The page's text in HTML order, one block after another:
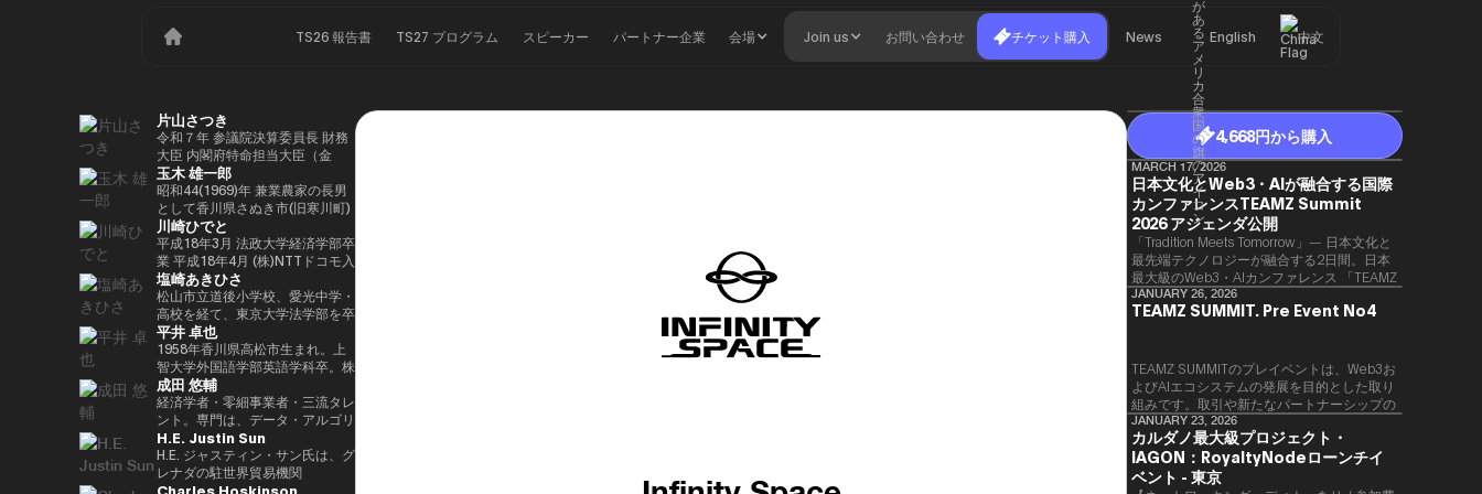
TS26 報告書 TS27 プログラム スピーカー パートナー企業 会場 Join us お問い合わせ チケット購入 News English 中文
片山さつき
令和７年 参議院決算委員長 財務
大臣 内閣府特命担当大臣（金
融） 租税特別措置・補助金見直
し担当 （高市内閣）
玉木 雄一郎
昭和44(1969)年 兼業農家の長男
として香川県さぬき市(旧寒川町)
に生まれる 昭和63(1988)年 高松
高校卒業 平成5(1993)年 東京大
学法学部卒業、同年大蔵省入省
※1 平成9(1997)年 米国ハーバー
ド大学大学院(ケネディースクー
ル)修了 平成17(2005)年 財務省を
退職し、第44回衆院選に立候
補。70,177票を得るも惜敗 平成
21(2009)年 4年間の浪人生活を経
て、第45回衆院選で109,863票を
得て初当選 平成24(2012)年 第46
回衆院選で79,153票を得て2期目
当選 平成26(2014)年 第47回衆院
選で78,797票を得て3期目当選 平
成28(2016)年 民進党代表選に出
馬。党幹事長代理を拝命 平成
川崎ひでと
平成18年3月 法政大学経済学部卒
業 平成18年4月 (株)NTTドコモ入
社 平成29年8月 衆議院議員川崎
二郎秘書 令和3年10月 第49回衆
議院議員総選挙において初当選
令和6年10月 第50回衆議院議員
総選挙において2期目の当選 令和
6年11月 総務大臣政務官（第二次
石破内閣） 令和7年10月 デジタ
ル大臣政務官、内閣府大臣政務官
（第1次高市内閣） 令和8年2月
デジタル大臣政務官、内閣府大臣
政務官（第2次高市内閣）
塩崎あきひさ
松山市立道後小学校、愛光中学・
高校を経て、東京大学法学部を卒
業後、長島・大野・常松法律事務
所のパートナー弁護士。 2021
年、衆議院総選挙（愛媛1区）に
て初当選。元厚労大臣政務官。党
内では、副幹事長を経験した後、
国会対策副委員長に就任。インテ
リジェンス戦略本部、科学技術イ
ノベーション戦略本部、AI・
Web3小委員会の各事務局長。
平井 卓也
1958年香川県高松市生まれ。上
智大学外国語学部英語学科卒。株
式会社電通、西日本放送代表取締
役社長等を経て、2000年、第42
回衆議院選挙で初当選。以来、連
続10回当選。自民党経産・総務
部会長、政務調査会副会長、内閣
府（IT担当）大臣政務官、国土交
通副大臣、内閣常任委員長等を歴
成田 悠輔
経済学者・零細事業者・三流タレ
ント。専門は、データ・アルゴリ
ズム・ポエム・思想を組み合わせ
たビジネスと公共政策の想像とデ
ザイン。多分野の学術誌・学会に
研究を発表、多くの企業や自治体
H.E. Justin Sun
H.E. ジャスティン・サン氏は、グ
レナダの駐世界貿易機関
（WTO）大使および元常駐代表
Charles Hoskinson
4,668円から購入
MARCH 17, 2026
日本文化とWeb3・AIが融合する国際
カンファレンスTEAMZ Summit
2026 アジェンダ公開
「Tradition Meets Tomorrow」— 日本文化と
最先端テクノロジーが融合する2日間。日本
最大級のWeb3・AIカンファレンス 「TEAMZ
Summit 2026」 が、2026年4月7日・8日に
東京・八芳園にて開催されます。今年のテー
る、特別な2日間となります。このたび、公
式アジェンダが公開されました。（※登壇者
のスケジュール等の都合により、開催までに
内容が変更となる可能性があります。）
JANUARY 26, 2026
TEAMZ SUMMIT. Pre Event No4
TEAMZ SUMMITのプレイベントは、Web3お
よびAIエコシステムの発展を目的とした取り
組みです。​取引や新たなパートナーシップの
90％以上が対面で生まれることから、
TEAMZでは本イベント前に定員制の交流会
を開催し、リラックスした雰囲気の中で質の
高いネットワーキングを促進しています。
JANUARY 23, 2026
カルダノ最大級プロジェクト・
IAGON：RoyaltyNodeローンチイ
ベント - 東京